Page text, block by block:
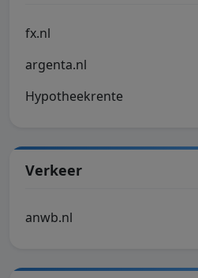
fx.nl
argenta.nl
Hypotheekrente
Verkeer
anwb.nl